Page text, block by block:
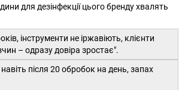
для дезінфекції цього бренду хвалять
інструменти не іржавіють, клієнти
– одразу довіра зростає".
після 20 обробок на день, запах